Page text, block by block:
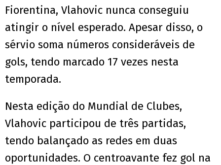
Fiorentina, Vlahovic nunca conseguiu
atingir o nível esperado. Apesar disso, o
sérvio soma números consideráveis de
gols, tendo marcado 17 vezes nesta
temporada.
Nesta edição do Mundial de Clubes,
Vlahovic participou de três partidas,
tendo balançado as redes em duas
oportunidades. O centroavante fez gol na